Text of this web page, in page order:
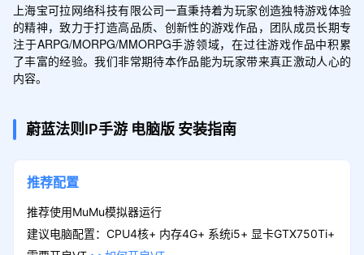
上海宝可拉网络科技有限公司一直秉持着为玩家创造独特游戏体验
的精神，致力于打造高品质、创新性的游戏作品，团队成员长期专
注于ARPG/MORPG/MMORPG手游领域，在过往游戏作品中积累
了丰富的经验。我们非常期待本作品能为玩家带来真正激动人心的
内容。
蔚蓝法则IP手游 电脑版 安装指南
推荐配置
推荐使用MuMu模拟器运行
建议电脑配置：CPU4核+ 内存4G+ 系统i5+ 显卡GTX750Ti+